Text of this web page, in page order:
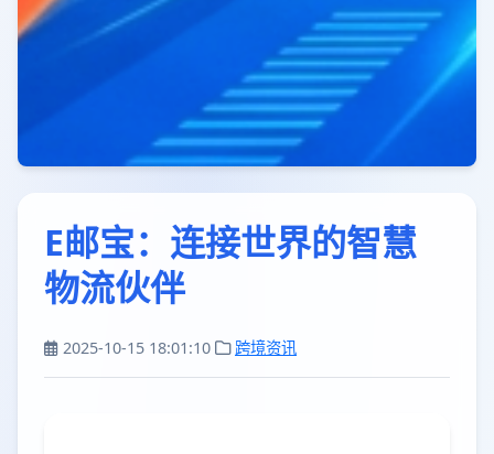
E邮宝：连接世界的智慧
物流伙伴
2025-10-15 18:01:10 跨境资讯